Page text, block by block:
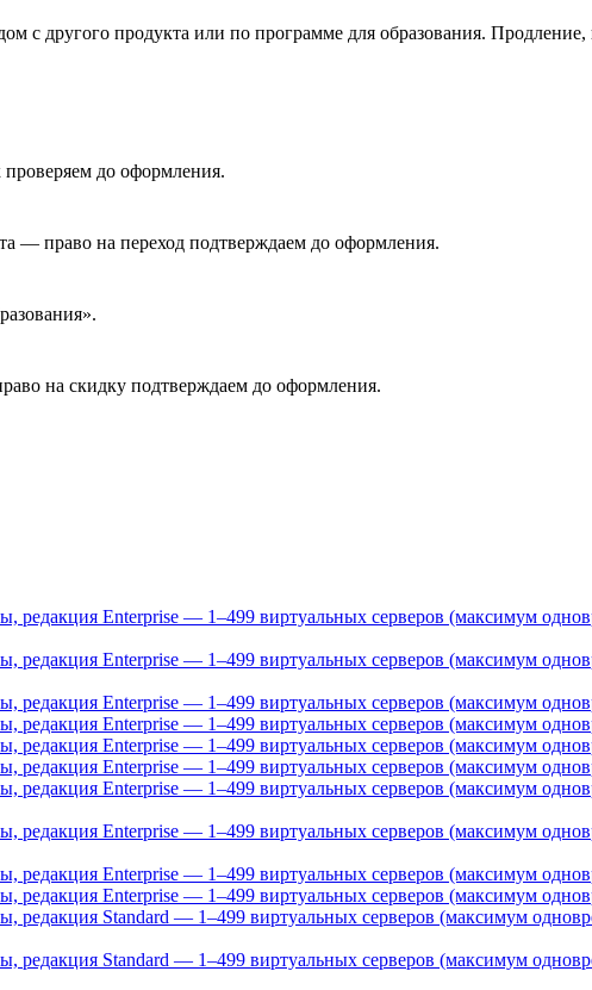
с другого продукта или по программе для образования.
до оформления.
— право на переход подтверждаем до оформления.
на скидку подтверждаем до оформления.
редакция Enterprise — 1–499 виртуальных серверов (максимум
редакция Enterprise — 1–499 виртуальных серверов (максимум
редакция Enterprise — 1–499 виртуальных серверов (максимум
редакция Enterprise — 1–499 виртуальных серверов (максимум
редакция Enterprise — 1–499 виртуальных серверов (максимум
редакция Enterprise — 1–499 виртуальных серверов (максимум
редакция Enterprise — 1–499 виртуальных серверов (максимум
редакция Enterprise — 1–499 виртуальных серверов (максимум
редакция Enterprise — 1–499 виртуальных серверов (максимум
редакция Enterprise — 1–499 виртуальных серверов (максимум
редакция Standard — 1–499 виртуальных серверов (максимум
редакция Standard — 1–499 виртуальных серверов (максимум